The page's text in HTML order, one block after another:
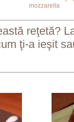
mozzarella
reţetă?
ţi-a ieşit